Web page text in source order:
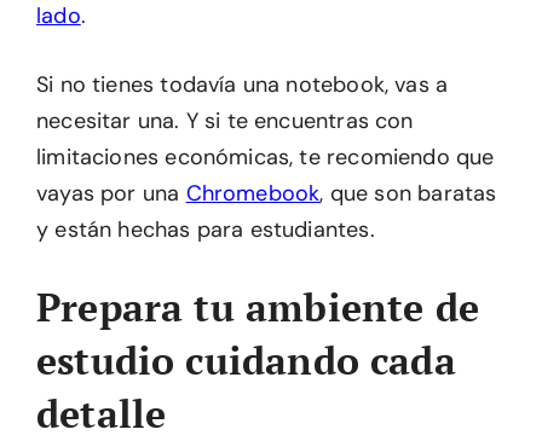
lado.
Si no tienes todavía una notebook, vas a
necesitar una. Y si te encuentras con
limitaciones económicas, te recomiendo que
vayas por una Chromebook, que son baratas
y están hechas para estudiantes.
Prepara tu ambiente de
estudio cuidando cada
detalle